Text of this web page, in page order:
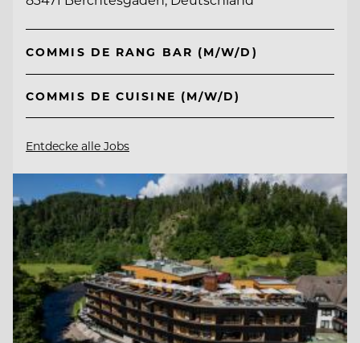
COMMIS DE RANG BAR (M/W/D)
COMMIS DE CUISINE (M/W/D)
Entdecke alle Jobs